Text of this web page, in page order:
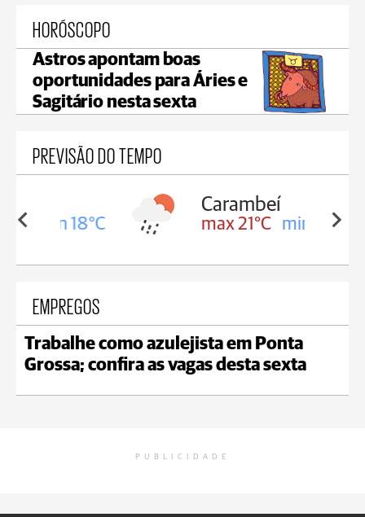
HORÓSCOPO
Astros apontam boas
oportunidades para Áries e
Sagitário nesta sexta
PREVISÃO DO TEMPO
18°C
Carambeí
max 21°C min 18°C
EMPREGOS
Trabalhe como azulejista em Ponta
Grossa; confira as vagas desta sexta
PUBLICIDADE